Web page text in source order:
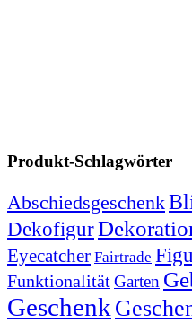
Produkt-Schlagwörter
Abschiedsgeschenk
Dekofigur
Eyecatcher Fairtrade
FunktionalitätGarten
Geschenk